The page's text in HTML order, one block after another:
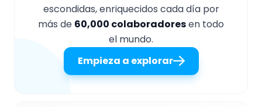
escondidas, enriquecidos cada día por
más de 60,000 colaboradoresen todo
el mundo.
Empieza a explorar